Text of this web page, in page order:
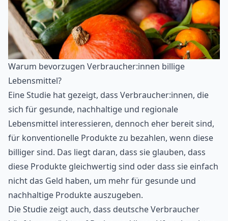
Warum bevorzugen Verbraucher:innen billige
Lebensmittel?
Eine Studie hat gezeigt, dass Verbraucher:innen, die
sich für gesunde, nachhaltige und regionale
Lebensmittel interessieren, dennoch eher bereit sind,
für konventionelle Produkte zu bezahlen, wenn diese
billiger sind. Das liegt daran, dass sie glauben, dass
diese Produkte gleichwertig sind oder dass sie einfach
nicht das Geld haben, um mehr für gesunde und
nachhaltige Produkte auszugeben.
Die Studie zeigt auch, dass deutsche Verbraucher